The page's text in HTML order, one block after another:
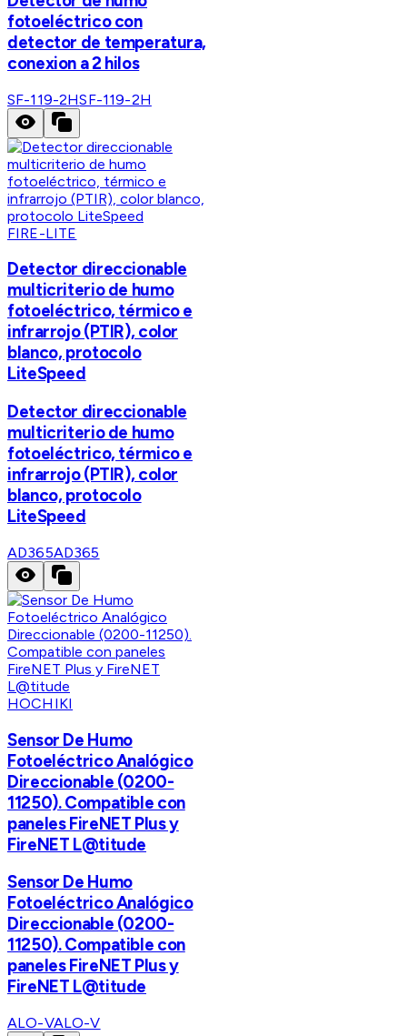
fotoeléctrico con
detector de temperatura,
conexion a 2 hilos
SF-119-2HSF-119-2H
FIRE-LITE
Detector direccionable
multicriterio de humo
fotoeléctrico, térmico e
infrarrojo (PTIR), color
blanco, protocolo
LiteSpeed
Detector direccionable
multicriterio de humo
fotoeléctrico, térmico e
infrarrojo (PTIR), color
blanco, protocolo
LiteSpeed
AD365AD365
HOCHIKI
Sensor De Humo
Fotoeléctrico Analógico
Direccionable (0200-
11250). Compatible con
paneles FireNET Plus y
FireNET L@titude
Sensor De Humo
Fotoeléctrico Analógico
Direccionable (0200-
11250). Compatible con
paneles FireNET Plus y
FireNET L@titude
ALO-VALO-V